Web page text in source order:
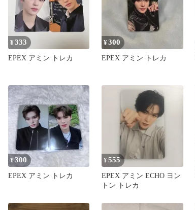
¥333
EPEX アミン トレカ
¥300
EPEX アミン トレカ
¥300
EPEX アミン トレカ
¥555
EPEX アミン ECHO ヨン
トン トレカ